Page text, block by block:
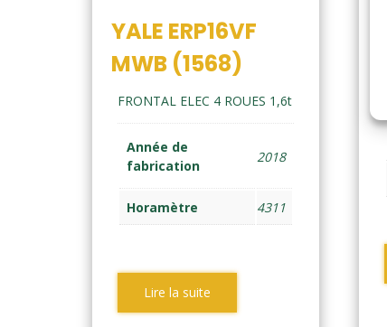
YALE ERP16VF
MWB (1568)
FRONTAL ELEC 4 ROUES 1,6t
Année de
fabrication
2018
Horamètre 4311
Lire la suite